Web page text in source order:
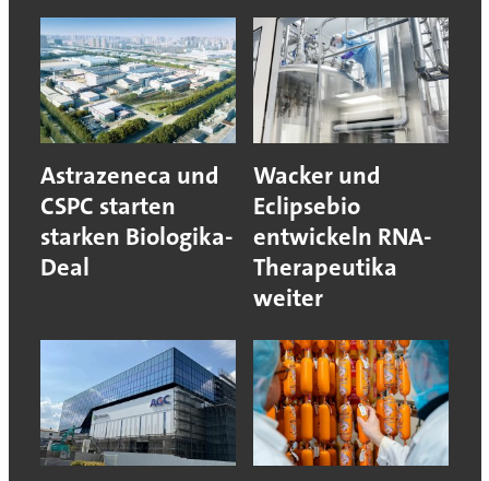
Astrazeneca und
CSPC starten
starken Biologika-
Deal
Wacker und
Eclipsebio
entwickeln RNA-
Therapeutika
weiter